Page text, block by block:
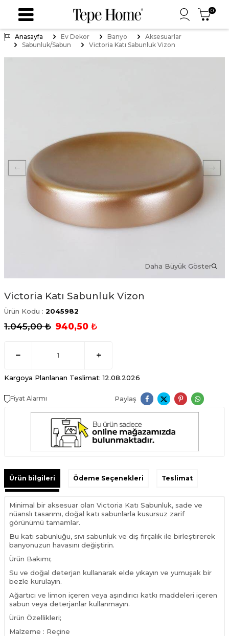
0
Anasayfa Ev Dekor Banyo
Aksesuarlar
Sabunluk/Sabun
Victoria Katı Sabunluk Vizon
Daha Büyük Göster
Victoria Katı Sabunluk Vizon
Ürün Kodu : 2045982
1.045,00₺ 940,50 ₺
Kargoya Planlanan Teslimat: 12.08.2026
Fiyat Alarmı Paylaş
Ürün bilgileri Ödeme Seçenekleri Teslimat
Minimal bir aksesuar olan Victoria Katı Sabunluk, sade ve
nüanslı tasarımı, doğal katı sabunlarla kusursuz zarif
görünümü tamamlar.
Bu katı sabunluğu, sıvı sabunluk ve diş fırçalık ile birleştirerek
banyonuzun havasını değiştirin.
Ürün Bakımı;
Su ve doğal deterjan kullanarak elde yıkayın ve yumuşak bir
bezle kurulayın.
Ağartıcı ve limon içeren veya aşındırıcı katkı maddeleri içeren
sabun veya deterjanlar kullanmayın.
Ürün Özellikleri;
Malzeme : Reçine